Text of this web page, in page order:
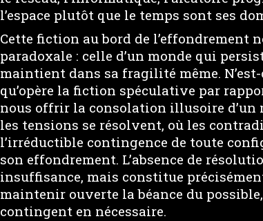
l’espace plutôt que le temps sont ses
Cette fiction au bord de l’effondrement
paradoxale : celle d’un monde qui
maintient dans sa fragilité même.
qu’opère la fiction spéculative par
nous offrir la consolation illusoire d’un
les tensions se résolvent, où les
l’irréductible contingence de toute
son effondrement. L’absence de
insuffisance, mais constitue
maintenir ouverte la béance du
contingent en nécessaire.